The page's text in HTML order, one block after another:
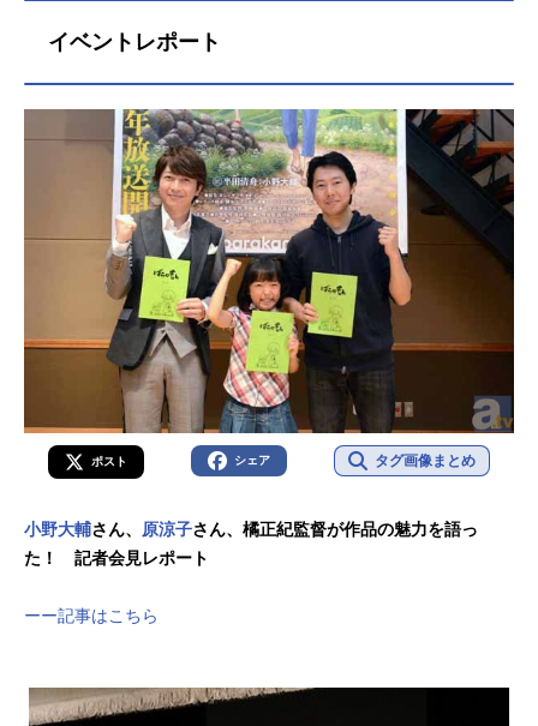
イベントレポート
ポスト シェア タグ画像まとめ
小野大輔さん、 原涼子さん、橘正紀監督が作品の魅力を語っ
た！ 記者会見レポート
ーー記事はこちら